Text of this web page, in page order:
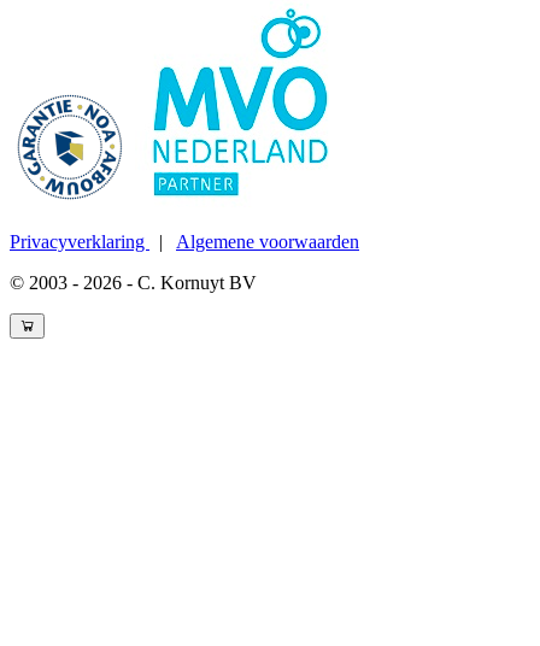
Privacyverklaring | Algemene voorwaarden
© 2003 - 2026 - C. Kornuyt BV